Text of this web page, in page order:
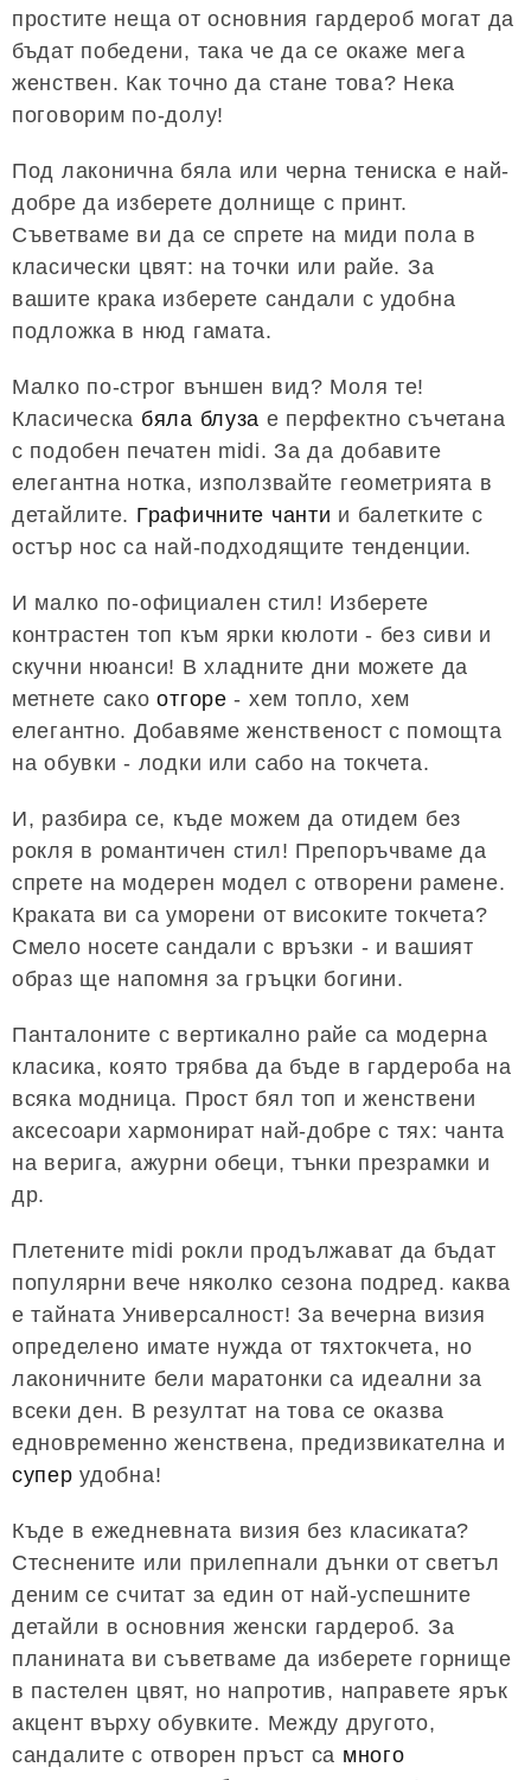
простите неща от основния гардероб могат да
бъдат победени, така че да се окаже мега
женствен. Как точно да стане това? Нека
поговорим по-долу!
Под лаконична бяла или черна тениска е най-
добре да изберете долнище с принт.
Съветваме ви да се спрете на миди пола в
класически цвят: на точки или райе. За
вашите крака изберете сандали с удобна
подложка в нюд гамата.
Малко по-строг външен вид? Моля те!
Класическа бяла блуза е перфектно съчетана
с подобен печатен midi. За да добавите
елегантна нотка, използвайте геометрията в
детайлите. Графичните чанти и балетките с
остър нос са най-подходящите тенденции.
И малко по-официален стил! Изберете
контрастен топ към ярки кюлоти - без сиви и
скучни нюанси! В хладните дни можете да
метнете сакоотгоре - хем топло, хем
елегантно. Добавяме женственост с помощта
на обувки - лодки или сабо на токчета.
И, разбира се, къде можем да отидем без
рокля в романтичен стил! Препоръчваме да
спрете на модерен модел с отворени рамене.
Краката ви са уморени от високите токчета?
Смело носете сандали с връзки - и вашият
образ ще напомня за гръцки богини.
Панталоните с вертикално райе са модерна
класика, която трябва да бъде в гардероба на
всяка модница. Прост бял топ и женствени
аксесоари хармонират най-добре с тях: чанта
на верига, ажурни обеци, тънки презрамки и
др.
Плетените midi рокли продължават да бъдат
популярни вече няколко сезона подред. каква
е тайната Универсалност! За вечерна визия
определено имате нужда от тяхтокчета, но
лаконичните бели маратонки са идеални за
всеки ден. В резултат на това се оказва
едновременно женствена, предизвикателна и
супер удобна!
Къде в ежедневната визия без класиката?
Стеснените или прилепнали дънки от светъл
деним се считат за един от най-успешните
детайли в основния женски гардероб. За
планината ви съветваме да изберете горнище
в пастелен цвят, но напротив, направете ярък
акцент върху обувките. Между другото,
сандалите с отворен пръст са много